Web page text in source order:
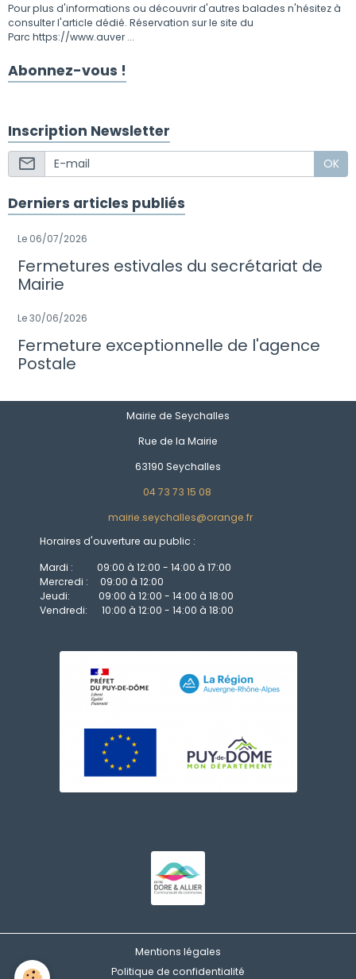
Pour plus d'informations ou découvrir d'autres balades n'hésitez à
consulter l'article dédié. Réservation sur le site du
Parc https://www.auver ...
Abonnez-vous !
Inscription Newsletter
OK
Derniers articles publiés
Le 06/07/2026
Fermetures estivales du secrétariat de
Mairie
Le 30/06/2026
Fermeture exceptionnelle de l'agence
Postale
Mairie de Seychalles
Rue de la Mairie
63190 Seychalles
04 73 73 15 08
mairie.seychalles@orange.fr
Horaires d'ouverture au public :
Mardi : 09:00 à 12:00 - 14:00 à 17:00
Mercredi : 09:00 à 12:00
Jeudi: 09:00 à 12:00 - 14:00 à 18:00
Vendredi: 10:00 à 12:00 - 14:00 à 18:00
Mentions légales
Politique de confidentialité